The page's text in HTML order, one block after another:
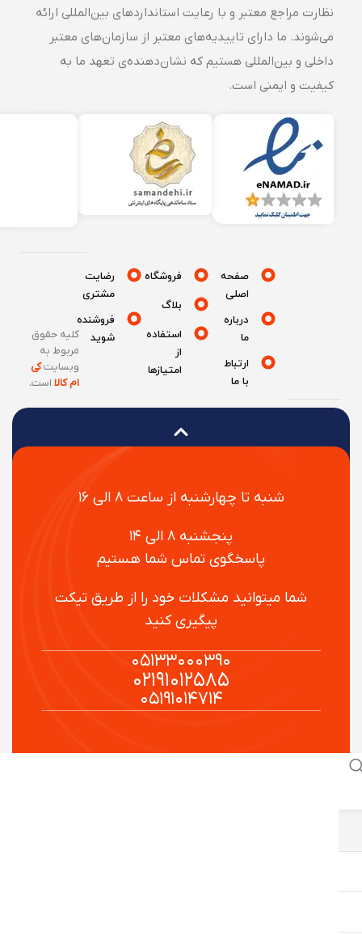
نظارت مراجع معتبر و با رعایت استانداردهای بین‌المللی ارائه
می‌شوند. ما دارای تاییدیه‌های معتبر از سازمان‌های معتبر
داخلی و بین‌المللی هستیم که نشان‌دهنده‌ی تعهد ما به
کیفیت و ایمنی است.
شنبه تا چهارشنبه از ساعت ۸ الی ۱۶
پنجشنبه ۸ الی ۱۴
پاسخگوی تماس شما هستیم
شما میتوانید مشکلات خود را از طریق تیکت
پیگیری کنید
۰۵۱۳۳۰۰۰۳۹۰
۰۲۱۹۱۰۱۲۵۸۵
۰۵۱۹۱۰۱۴۷۱۴
صفحه
درباره
ارتباط
فروشگاه
بلاگ
استفاده
امتیازها
رضایت
مشتری
فروشنده
شوید
کلیه حقوق
مربوط به
وبسایتکی
ام کالااست.